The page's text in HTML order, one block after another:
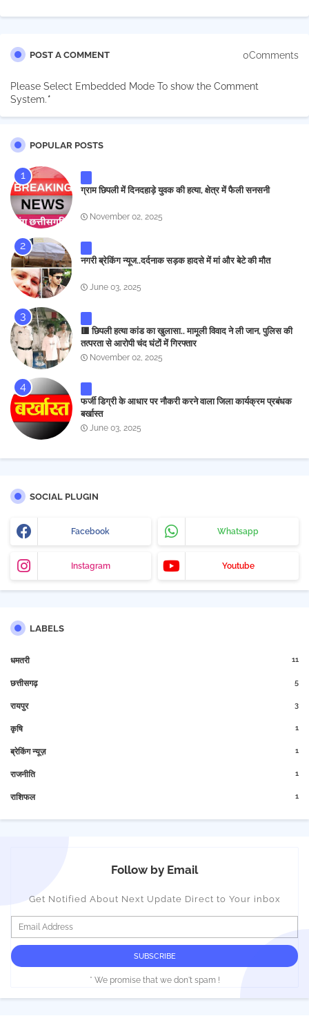
POST A COMMENT 0Comments
Please Select Embedded Mode To show the Comment
System.*
POPULAR POSTS
ग्राम छिपली में दिनदहाड़े युवक की हत्या, क्षेत्र में फैली सनसनी
November 02, 2025
नगरी ब्रेकिंग न्यूज..दर्दनाक सड़क हादसे में मां और बेटे की मौत
June 03, 2025
🟥 छिपली हत्या कांड का खुलासा.. मामूली विवाद ने ली जान, पुलिस की
तत्परता से आरोपी चंद घंटों में गिरफ्तार
November 02, 2025
फर्जी डिग्री के आधार पर नौकरी करने वाला जिला कार्यक्रम प्रबंधक
बर्खास्त
June 03, 2025
SOCIAL PLUGIN
Facebook Whatsapp
Instagram Youtube
LABELS
धमतरी 11
छत्तीसगढ़ 5
रायपुर 3
कृषि 1
ब्रेकिंग न्यूज़ 1
राजनीति 1
राशिफल 1
Follow by Email
Get Notified About Next Update Direct to Your inbox
* We promise that we don't spam !